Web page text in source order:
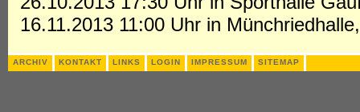
16.11.2013 11:00 Uhr in
ARCHIV KONTAKT LINKS LOGIN IMPRESSUM SITEMAP